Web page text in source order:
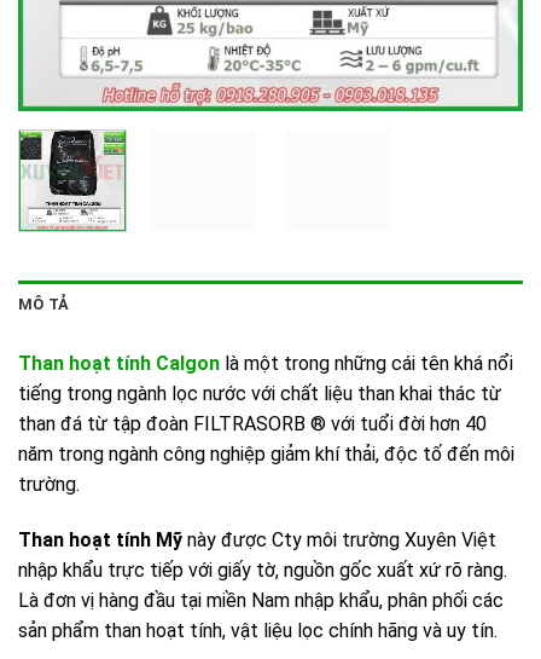
MÔ TẢ
Than hoạt tính Calgon là một trong những cái tên khá nổi
tiếng trong ngành lọc nước với chất liệu than khai thác từ
than đá từ tập đoàn FILTRASORB ® với tuổi đời hơn 40
năm trong ngành công nghiệp giảm khí thải, độc tố đến môi
trường.
Than hoạt tính Mỹ này được Cty môi trường Xuyên Việt
nhập khẩu trực tiếp với giấy tờ, nguồn gốc xuất xứ rõ ràng.
Là đơn vị hàng đầu tại miền Nam nhập khẩu, phân phối các
sản phẩm than hoạt tính, vật liệu lọc chính hãng và uy tín.